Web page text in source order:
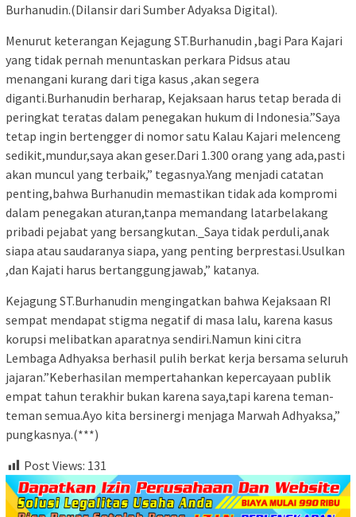
Burhanudin.(Dilansir dari Sumber Adyaksa Digital).
Menurut keterangan Kejagung ST.Burhanudin ,bagi Para Kajari
yang tidak pernah menuntaskan perkara Pidsus atau
menangani kurang dari tiga kasus ,akan segera
diganti.Burhanudin berharap, Kejaksaan harus tetap berada di
peringkat teratas dalam penegakan hukum di Indonesia.”Saya
tetap ingin bertengger di nomor satu Kalau Kajari melenceng
sedikit,mundur,saya akan geser.Dari 1.300 orang yang ada,pasti
akan muncul yang terbaik,” tegasnya.Yang menjadi catatan
penting,bahwa Burhanudin memastikan tidak ada kompromi
dalam penegakan aturan,tanpa memandang latarbelakang
pribadi pejabat yang bersangkutan._Saya tidak perduli,anak
siapa atau saudaranya siapa, yang penting berprestasi.Usulkan
,dan Kajati harus bertanggungjawab,” katanya.
Kejagung ST.Burhanudin mengingatkan bahwa Kejaksaan RI
sempat mendapat stigma negatif di masa lalu, karena kasus
korupsi melibatkan aparatnya sendiri.Namun kini citra
Lembaga Adhyaksa berhasil pulih berkat kerja bersama seluruh
jajaran.”Keberhasilan mempertahankan kepercayaan publik
empat tahun terakhir bukan karena saya,tapi karena teman-
teman semua.Ayo kita bersinergi menjaga Marwah Adhyaksa,”
pungkasnya.(***)
Post Views: 131